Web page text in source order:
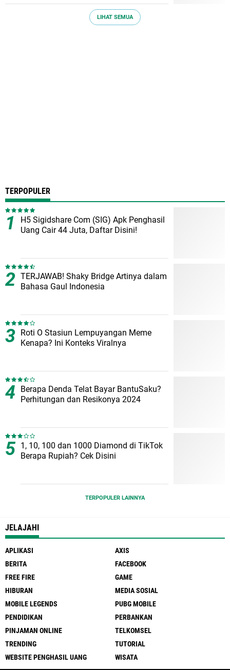
LIHAT SEMUA
TERPOPULER
H5 Sigidshare Com (SIG) Apk Penghasil
Uang Cair 44 Juta, Daftar Disini!
TERJAWAB! Shaky Bridge Artinya dalam
Bahasa Gaul Indonesia
Roti O Stasiun Lempuyangan Meme
Kenapa? Ini Konteks Viralnya
Berapa Denda Telat Bayar BantuSaku?
Perhitungan dan Resikonya 2024
1, 10, 100 dan 1000 Diamond di TikTok
Berapa Rupiah? Cek Disini
TERPOPULER LAINNYA
JELAJAHI
APLIKASI
AXIS
BERITA
FACEBOOK
FREE FIRE
GAME
HIBURAN
MEDIA SOSIAL
MOBILE LEGENDS
PUBG MOBILE
PENDIDIKAN
PERBANKAN
PINJAMAN ONLINE
TELKOMSEL
TRENDING
TUTORIAL
WEBSITE PENGHASIL UANG
WISATA